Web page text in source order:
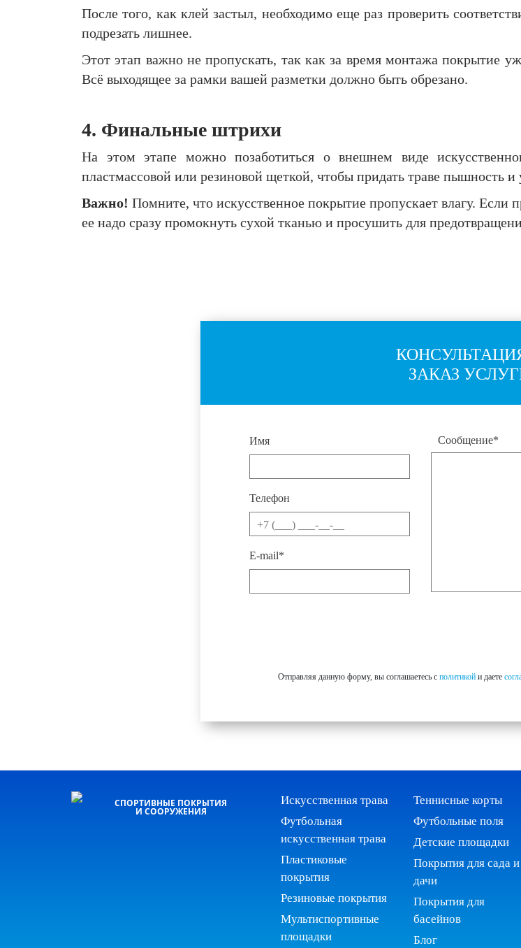
После того, как клей застыл, необходимо еще раз проверить
подрезать лишнее.
Этот этап важно не пропускать, так как за время монтажа покрытие
Всё выходящее за рамки вашей разметки должно быть обрезано.
4. Финальные штрихи
На этом этапе можно позаботиться о внешнем виде
пластмассовой или резиновой щеткой, чтобы придать траве пышность и
Важно! Помните, что искусственное покрытие пропускает влагу. Если
ее надо сразу промокнуть сухой тканью и просушить для
ЗАКАЗ
Имя
Телефон
E-mail*
Сообщение*
Отправляя данную форму, вы соглашаетесь с политикой и даете
СПОРТИВНЫЕ ПОКРЫТИЯ
И СООРУЖЕНИЯ
Искусственная трава
Футбольная
искусственная трава
Пластиковые
покрытия
Резиновые покрытия
Мультиспортивные
площадки
Теннисные корты
Футбольные поля
Детские площадки
Покрытия для сада и
дачи
Покрытия для
басейнов
Блог